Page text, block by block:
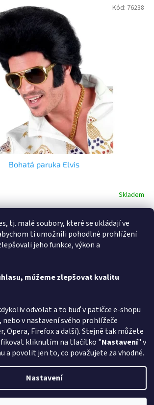
tj. malé soubory, které se ukládají ve
ti umožnili pohodlné prohlížení
jeho funkce, výkon a
můžeme zlepšovat kvalitu
odvolat a to buď v patičce e-shopu
v nastavení svého prohlížeče
Opera, Firefox a další). Stejně tak můžete
kliknutím na tlačítko "Nastavení" v
a povolit jen to, co považujete za vhodné.
Nastavení
Bohatá paruka Elvis
Skladem
Do košíku
- Paruka Elvis - vyberte si v rodinném e-
Doručujeme po celé České republice. Paruka
Kód: 76238
l
á
d
a
c
í
v
k
y
2položek celkem
Způsob ověřování recenzí
CB. Všechna práva vyhrazena.Upravit